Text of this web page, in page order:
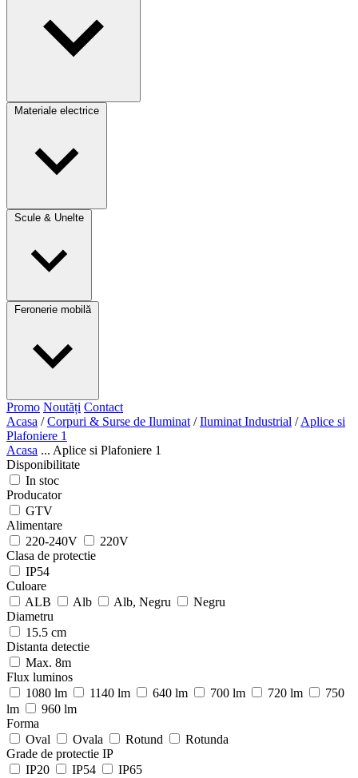
Materiale electrice
Scule & Unelte
Feronerie mobilă
Promo Noutăți Contact
Acasa / Corpuri & Surse de Iluminat / Iluminat Industrial /Aplice si
Plafoniere 1
Acasa ... Aplice si Plafoniere 1
Disponibilitate
In stoc
Producator
GTV
Alimentare
220-240V
220V
Clasa de protectie
IP54
Culoare
ALB
Alb Alb, Negru
Negru
Diametru
15.5 cm
Distanta detectie
Max. 8m
Flux luminos
1080 lm
1140 lm 640 lm 700 lm 720 lm
750
lm
960 lm
Forma
Oval
Ovala Rotund
Rotunda
Grade de protectie IP
IP20
IP54
IP65